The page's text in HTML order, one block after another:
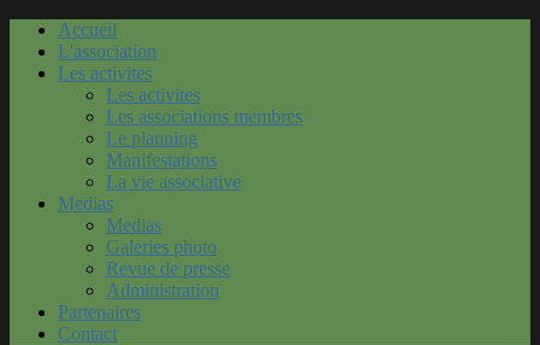
Accueil
L'association
Les activites
Les activites
Les associations membres
Le planning
Manifestations
La vie associative
Medias
Medias
Galeries photo
Revue de presse
Administration
Partenaires
Contact